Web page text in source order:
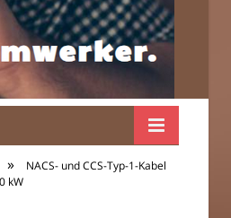
»
NACS- und CCS-Typ-1-Kabel
kW